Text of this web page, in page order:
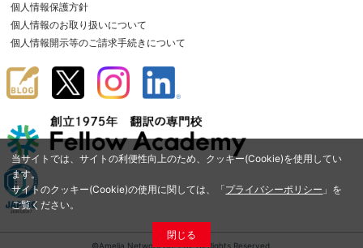
当サイトでは、サイトの利便性向上のため、クッキー(Cookie)を使用してい
ます。
サイトのクッキー(Cookie)の使用に関しては、「プライバシーポリシー 」を
ご覧ください。
閉じる
個人情報保護方針
個人情報のお取り扱いについて
個人情報開示等のご請求手続きについて
©Amelia Network Co.,Ltd. All Rights Reserved.